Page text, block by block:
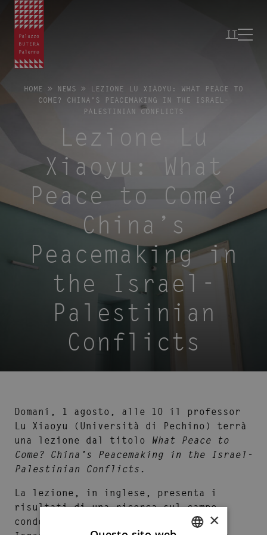
IT
HOME » NEWS »
LEZIONE LU XIAOYU: WHAT PEACE TO
COME? CHINA’S PEACEMAKING IN THE ISRAEL-
PALESTINIAN CONFLICTS
Lezione Lu
Xiaoyu: What
Peace to Come?
China’s
Peacemaking in
the Israel-
Palestinian
Conflicts
Domani, 1 agosto, alle 10 il professor
Lu Xiaoyu (Università di Pechino) terrà
una lezione dal titolo What Peace to
Come? China’s Peacemaking in the Israel-
Palestinian Conflicts.
La lezione, in inglese, presenta i
risultati di una ricerca sul campo
condotta dal docente nel 2024 tra×